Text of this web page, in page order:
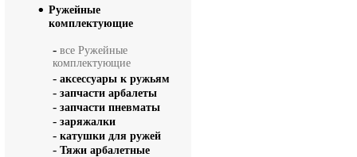
Ружейные
комплектующие
- все Ружейные
комплектующие
- аксессуары к ружьям
- запчасти арбалеты
- запчасти пневматы
- заряжалки
- катушки для ружей
- Тяжи арбалетные